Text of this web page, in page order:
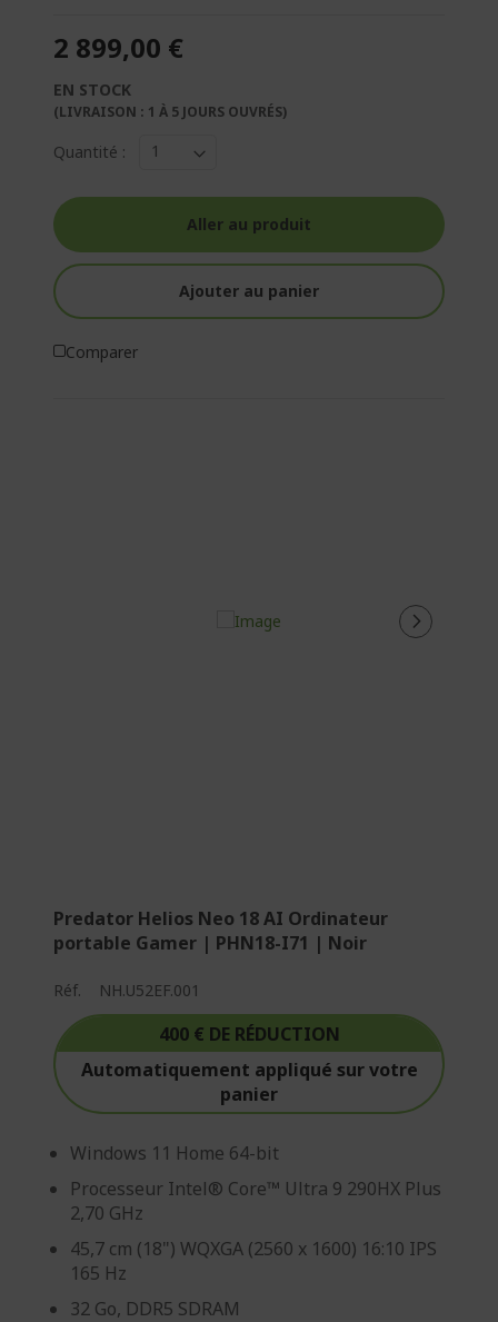
2 899,00 €
EN STOCK
(LIVRAISON : 1 À 5 JOURS OUVRÉS)
Quantité :
Aller au produit
Ajouter au panier
Comparer
Predator Helios Neo 18 AI Ordinateur
portable Gamer | PHN18-I71 | Noir
Réf. NH.U52EF.001
400 € DE RÉDUCTION
Automatiquement appliqué sur votre
panier
Windows 11 Home 64-bit
Processeur Intel® Core™ Ultra 9 290HX Plus
2,70 GHz
45,7 cm (18") WQXGA (2560 x 1600) 16:10 IPS
165 Hz
32 Go, DDR5 SDRAM